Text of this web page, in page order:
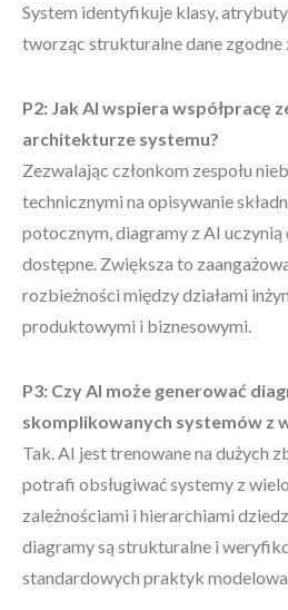
System identyfikuje klasy,
tworząc strukturalne dane zgodne
P2: Jak AI wspiera współpracę
architekturze systemu?
Zezwalając członkom zespołu
technicznymi na opisywanie
potocznym, diagramy z AI
dostępne. Zwiększa to
rozbieżności między działami
produktowymi i biznesowymi.
P3: Czy AI może generować
skomplikowanych systemów z
Tak. AI jest trenowane na dużych
potrafi obsługiwać systemy z
zależnościami i hierarchiami
diagramy są strukturalne i
standardowych praktyk